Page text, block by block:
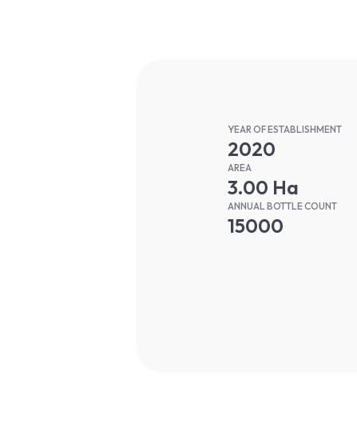
YEAR OF ESTABLISHMENT
2020
AREA
3.00 Ha
ANNUAL BOTTLE COUNT
15000